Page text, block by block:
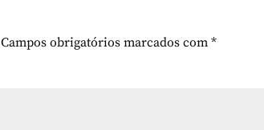
Campos obrigatórios marcados com *